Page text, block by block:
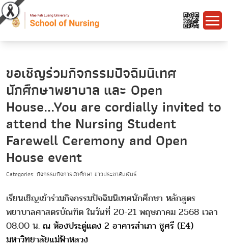
ขอเชิญร่วมกิจกรรมปัจฉิมนิเทศ
นักศึกษาพยาบาล และ Open
House...You are cordially invited to
attend the Nursing Student
Farewell Ceremony and Open
House event
Categories: กิจกรรมกิจการนักศึกษา ข่าวประชาสัมพันธ์
เรียนเชิญเข้าร่วมกิจกรรมปัจฉิมนิเทศนักศึกษา หลักสูตร
พยาบาลศาสตรบัณฑิต ในวันที่ 20-21 พฤษภาคม 2568 เวลา
08.00 น. ณ ห้องประดู่แดง 2 อาคารสำเภา ชูศรี (E4)
มหาวิทยาลัยแม่ฟ้าหลวง